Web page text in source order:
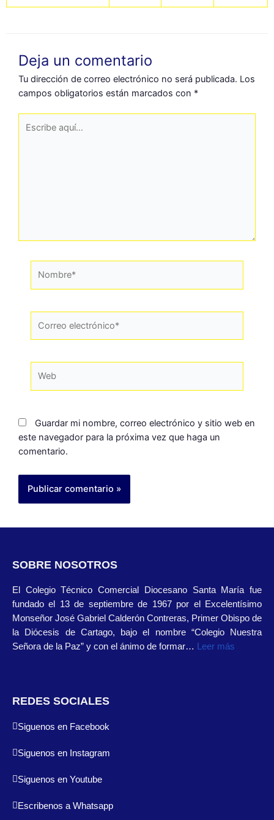
Deja un comentario
Tu dirección de correo electrónico no será publicada. Los
campos obligatorios están marcados con *
Guardar mi nombre, correo electrónico y sitio web en
este navegador para la próxima vez que haga un
comentario.
SOBRE NOSOTROS
El Colegio Técnico Comercial Diocesano Santa María fue
fundado el 13 de septiembre de 1967 por el Excelentísimo
Monseñor José Gabriel Calderón Contreras, Primer Obispo de
la Diócesis de Cartago, bajo el nombre “Colegio Nuestra
Señora de la Paz” y con el ánimo de formar…
Leer más
REDES SOCIALES
Siguenos en Facebook
Siguenos en Instagram
Siguenos en Youtube
Escribenos a Whatsapp